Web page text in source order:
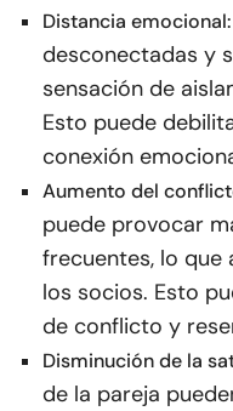
Distancia emocional:
desconectadas y
sensación de
Esto puede
conexión
Aumento del
puede provocar
frecuentes, lo que
los socios. Esto
de conflicto y
Disminución de la
de la pareja